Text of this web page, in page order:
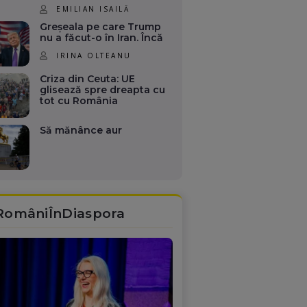
EMILIAN ISAILĂ
Greșeala pe care Trump
nu a făcut-o în Iran. Încă
IRINA OLTEANU
Criza din Ceuta: UE
glisează spre dreapta cu
tot cu România
Să mănânce aur